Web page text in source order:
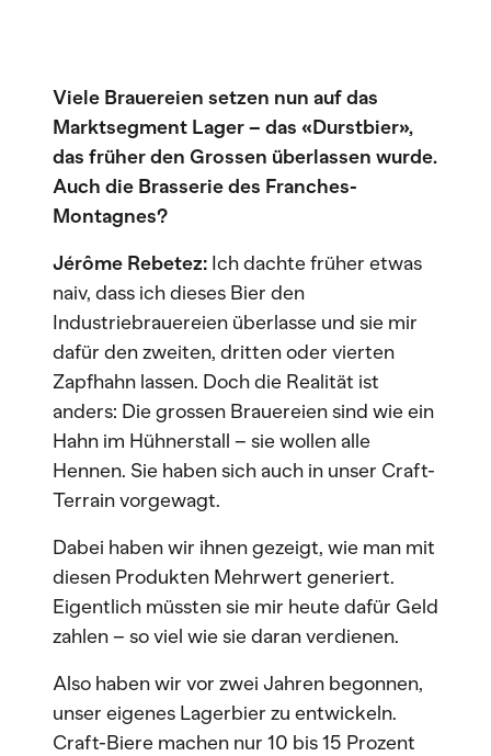
Viele Brauereien setzen nun auf das
Marktsegment Lager – das «Durstbier»,
das früher den Grossen überlassen wurde.
Auch die Brasserie des Franches-
Montagnes?
Jérôme Rebetez: Ich dachte früher etwas
naiv, dass ich dieses Bier den
Industriebrauereien überlasse und sie mir
dafür den zweiten, dritten oder vierten
Zapfhahn lassen. Doch die Realität ist
anders: Die grossen Brauereien sind wie ein
Hahn im Hühnerstall – sie wollen alle
Hennen. Sie haben sich auch in unser Craft-
Terrain vorgewagt.
Dabei haben wir ihnen gezeigt, wie man mit
diesen Produkten Mehrwert generiert.
Eigentlich müssten sie mir heute dafür Geld
zahlen – so viel wie sie daran verdienen.
Also haben wir vor zwei Jahren begonnen,
unser eigenes Lagerbier zu entwickeln.
Craft-Biere machen nur 10 bis 15 Prozent